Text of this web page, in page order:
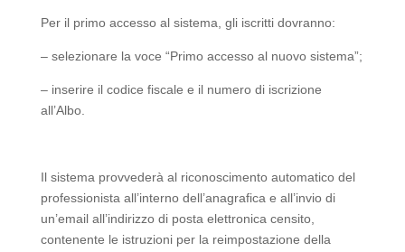
Per il primo accesso al sistema, gli iscritti dovranno:
– selezionare la voce “Primo accesso al nuovo sistema”;
– inserire il codice fiscale e il numero di iscrizione
all’Albo.
Il sistema provvederà al riconoscimento automatico del
professionista all’interno dell’anagrafica e all’invio di
un’email all’indirizzo di posta elettronica censito,
contenente le istruzioni per la reimpostazione della